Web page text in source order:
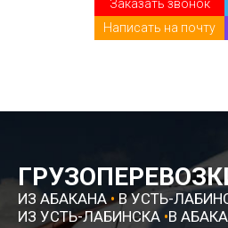
Заказать звонок
Написать на почту
ИЗ АБАКАНА •В УСТЬ-
ИЗ УСТЬ-ЛАБИНСКА •В